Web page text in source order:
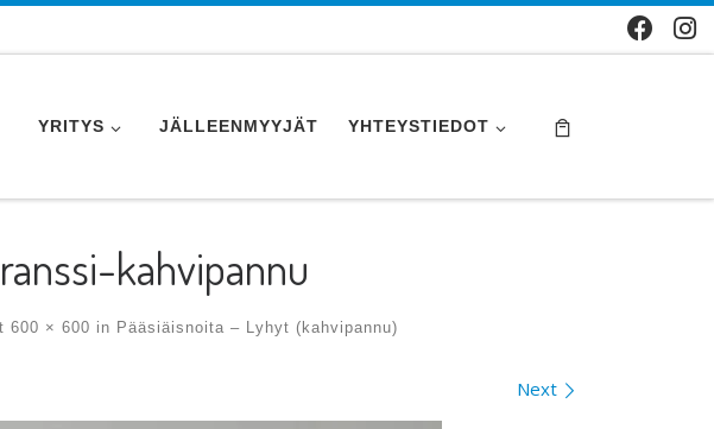
YRITYS JÄLLEENMYYJÄT YHTEYSTIEDOT
kahvipannu
600 × 600 in Pääsiäisnoita – Lyhyt (kahvipannu)
Next